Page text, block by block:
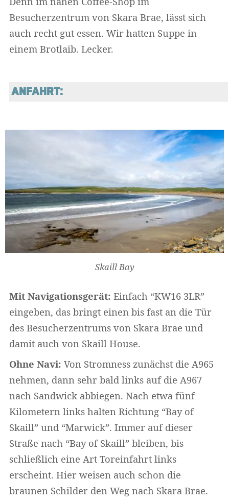
Besucherzentrum von Skara Brae, lässt sich
auch recht gut essen. Wir hatten Suppe in
einem Brotlaib. Lecker.
ANFAHRT:
Skaill Bay
Mit Navigationsgerät: Einfach “KW16 3LR”
eingeben, das bringt einen bis fast an die Tür
des Besucherzentrums von Skara Brae und
damit auch von Skaill House.
Ohne Navi: Von Stromness zunächst die A965
nehmen, dann sehr bald links auf die A967
nach Sandwick abbiegen. Nach etwa fünf
Kilometern links halten Richtung “Bay of
Skaill” und “Marwick”. Immer auf dieser
Straße nach “Bay of Skaill” bleiben, bis
schließlich eine Art Toreinfahrt links
erscheint. Hier weisen auch schon die
braunen Schilder den Weg nach Skara Brae.